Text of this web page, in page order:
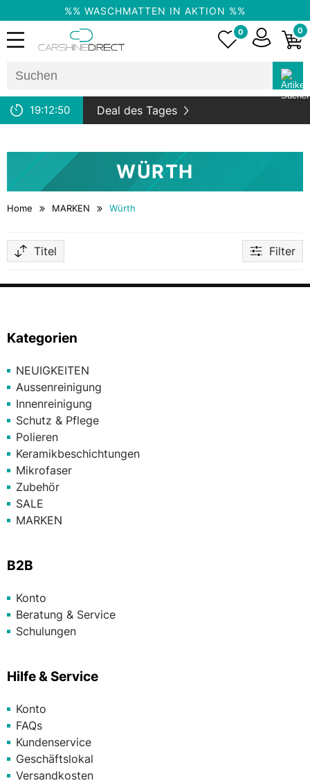
%% WASCHMATTEN IN AKTION %%
0 0
19:12:50 Deal des Tages
WÜRTH
Home MARKEN Würth
Titel Filter
Kategorien
NEUIGKEITEN
Aussenreinigung
Innenreinigung
Schutz & Pflege
Polieren
Keramikbeschichtungen
Mikrofaser
Zubehör
SALE
MARKEN
B2B
Konto
Beratung & Service
Schulungen
Hilfe & Service
Konto
FAQs
Kundenservice
Geschäftslokal
Versandkosten